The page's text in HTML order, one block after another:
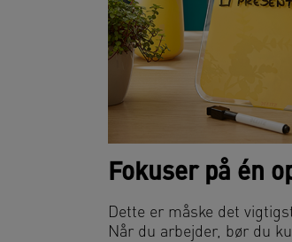
Fokuser på én
Dette er måske det
Når du arbejder, bør du